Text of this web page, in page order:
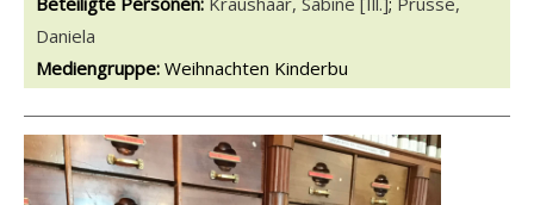
Daniela
Mediengruppe: Weihnachten Kinderbu